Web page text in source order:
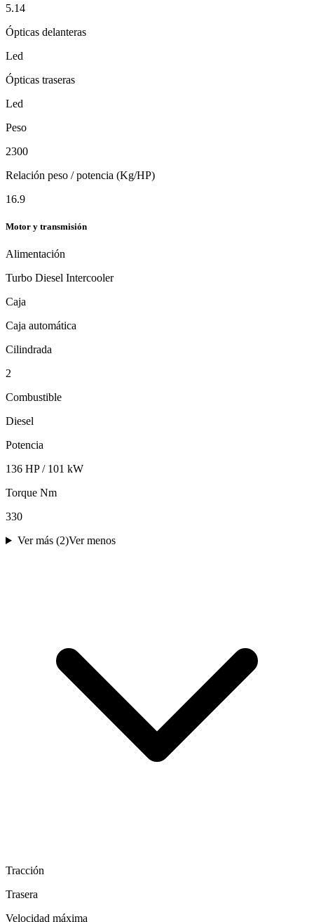
5.14
Ópticas delanteras
Led
Ópticas traseras
Led
Peso
2300
Relación peso / potencia (Kg/HP)
16.9
Motor y transmisión
Alimentación
Turbo Diesel Intercooler
Caja
Caja automática
Cilindrada
2
Combustible
Diesel
Potencia
136 HP / 101 kW
Torque Nm
330
Ver más (2)Ver menos
Tracción
Trasera
Velocidad máxima